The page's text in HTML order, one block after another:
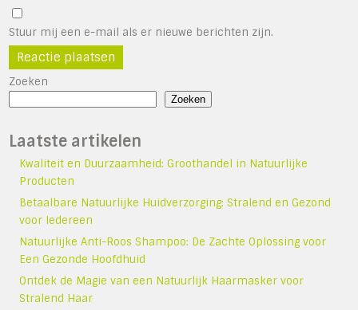
Stuur mij een e-mail als er nieuwe berichten zijn.
Zoeken
Zoeken
Laatste artikelen
Kwaliteit en Duurzaamheid: Groothandel in Natuurlijke
Producten
Betaalbare Natuurlijke Huidverzorging: Stralend en Gezond
voor Iedereen
Natuurlijke Anti-Roos Shampoo: De Zachte Oplossing voor
Een Gezonde Hoofdhuid
Ontdek de Magie van een Natuurlijk Haarmasker voor
Stralend Haar